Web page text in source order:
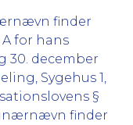
finder
for hans
30. december
Sygehus 1,
§
finder